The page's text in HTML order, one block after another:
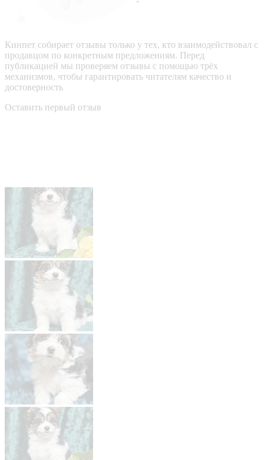
Кинпет собирает отзывы только у тех, кто взаимодействовал с
продавцом по конкретным предложениям. Перед
публикацией мы проверяем отзывы с помощью трёх
механизмов, чтобы гарантировать читателям качество и
достоверность
Оставить первый отзыв